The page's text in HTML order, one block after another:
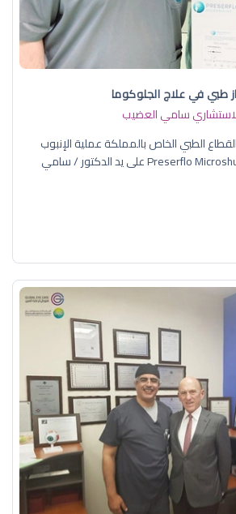
طبي في علاج الجلوكوما
سامي العضيب
الطبي الخاص بالمملكة عملية الإنبوب
المجهري "بريسرفلو" Preserflo Microshunt على يد الدكتور / سامي